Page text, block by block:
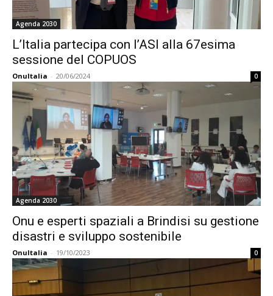
Agenda 2030
L’Italia partecipa con l’ASI alla 67esima
sessione del COPUOS
OnuItalia - 20/06/2024 0
Agenda 2030
Onu e esperti spaziali a Brindisi su gestione
disastri e sviluppo sostenibile
OnuItalia - 19/10/2023 0